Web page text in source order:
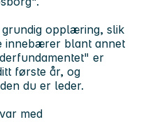
opplæring, slik
innebærer blant annet
er
første år, og
du er leder.
med